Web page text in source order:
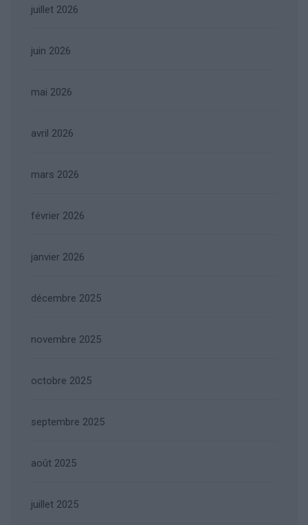
juillet 2026
juin 2026
mai 2026
avril 2026
mars 2026
février 2026
janvier 2026
décembre 2025
novembre 2025
octobre 2025
septembre 2025
août 2025
juillet 2025